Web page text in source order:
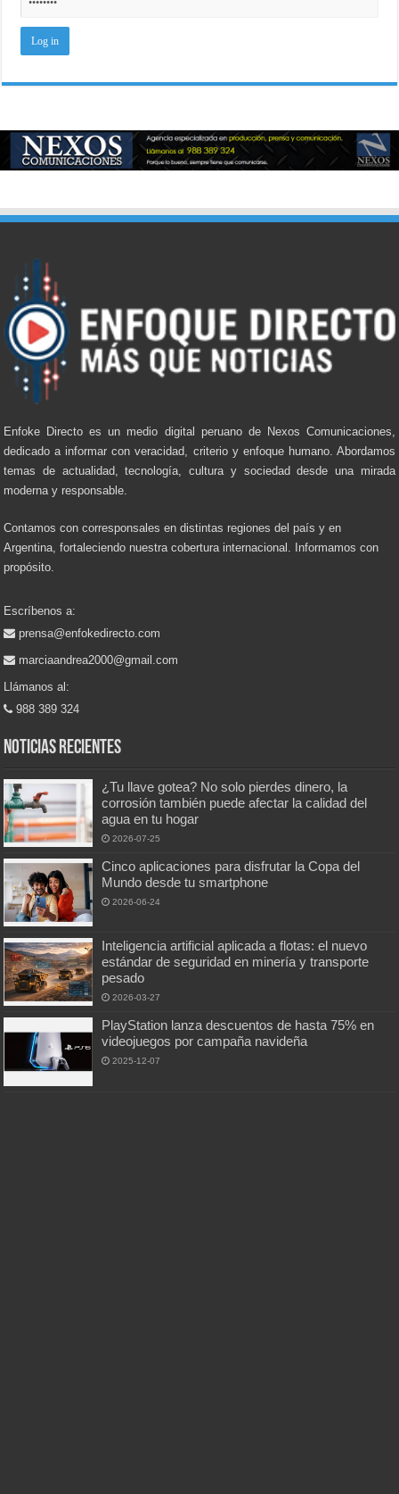
Enfoke Directo es un medio digital peruano de Nexos Comunicaciones,
dedicado a informar con veracidad, criterio y enfoque humano. Abordamos
temas de actualidad, tecnología, cultura y sociedad desde una mirada
moderna y responsable.
Contamos con corresponsales en distintas regiones del país y en
Argentina, fortaleciendo nuestra cobertura internacional. Informamos con
propósito.
Escríbenos a:
prensa@enfokedirecto.com
marciaandrea2000@gmail.com
Llámanos al:
988 389 324
Noticias recientes
¿Tu llave gotea? No solo pierdes dinero, la
corrosión también puede afectar la calidad del
agua en tu hogar
2026-07-25
Cinco aplicaciones para disfrutar la Copa del
Mundo desde tu smartphone
2026-06-24
Inteligencia artificial aplicada a flotas: el nuevo
estándar de seguridad en minería y transporte
pesado
2026-03-27
PlayStation lanza descuentos de hasta 75% en
videojuegos por campaña navideña
2025-12-07